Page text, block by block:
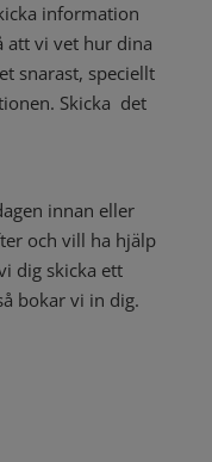
information
att vi vet hur dina
snarast, speciellt
Skicka det
innan eller
och vill ha hjälp
dig skicka ett
bokar vi in dig.